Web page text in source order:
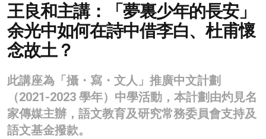
健康
商業
科技
影片
名家榜
灼見活動
王良和主講：「夢裏少年的長安」
余光中如何在詩中借李白、杜甫懷
念故土？
此講座為「攝・寫・文人」推廣中文計劃
（2021-2023 學年）中學活動，本計劃由灼見名
家傳媒主辦，語文教育及研究常務委員會支持及
語文基金撥款。